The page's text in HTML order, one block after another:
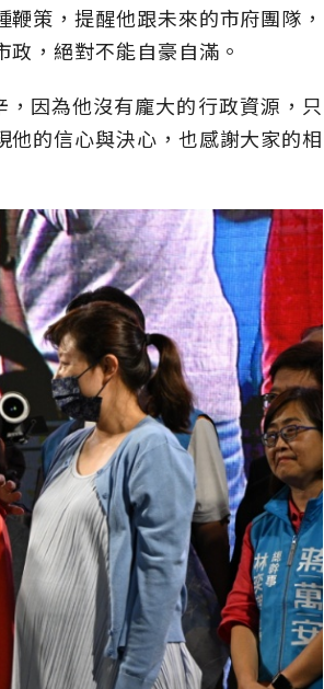
策，提醒他跟未來的市府團隊，
，絕對不能自豪自滿。
因為他沒有龐大的行政資源，只
的信心與決心，也感謝大家的相